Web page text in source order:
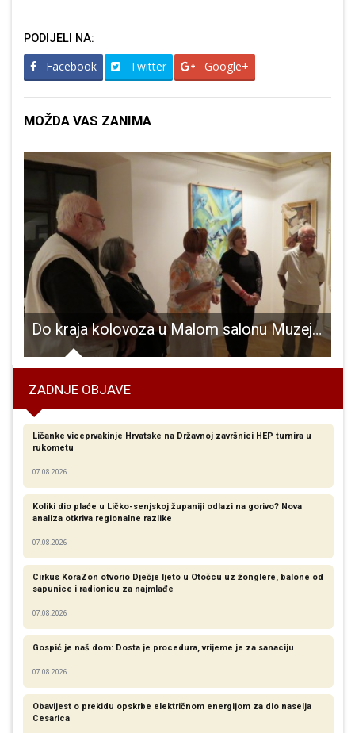
PODIJELI NA:
Facebook Twitter Google+
MOŽDA VAS ZANIMA
Do kraja kolovoza u Malom salonu Muzeja Like postavljena zanimljiva izložba “Bugarska i Hrvatska-mistika umjetnosti”
ZADNJE OBJAVE
Ličanke viceprvakinje Hrvatske na Državnoj završnici HEP turnira u
rukometu
07.08.2026
Koliki dio plaće u Ličko-senjskoj županiji odlazi na gorivo? Nova
analiza otkriva regionalne razlike​
07.08.2026
Cirkus KoraZon otvorio Dječje ljeto u Otočcu uz žonglere, balone od
sapunice i radionicu za najmlađe
07.08.2026
Gospić je naš dom: Dosta je procedura, vrijeme je za sanaciju
07.08.2026
Obavijest o prekidu opskrbe električnom energijom za dio naselja
Cesarica